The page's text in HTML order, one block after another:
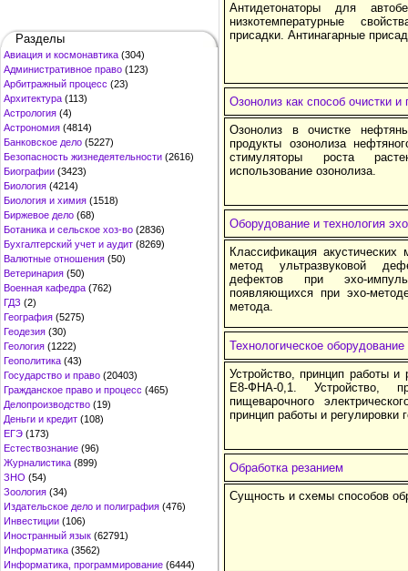
Разделы
Авиация и космонавтика (304)
Административное право (123)
Арбитражный процесс (23)
Архитектура (113)
Астрология (4)
Астрономия (4814)
Банковское дело (5227)
Безопасность жизнедеятельности (2616)
Биографии (3423)
Биология (4214)
Биология и химия (1518)
Биржевое дело (68)
Ботаника и сельское хоз-во (2836)
Бухгалтерский учет и аудит (8269)
Валютные отношения (50)
Ветеринария (50)
Военная кафедра (762)
ГДЗ (2)
География (5275)
Геодезия (30)
Геология (1222)
Геополитика (43)
Государство и право (20403)
Гражданское право и процесс (465)
Делопроизводство (19)
Деньги и кредит (108)
ЕГЭ (173)
Естествознание (96)
Журналистика (899)
ЗНО (54)
Зоология (34)
Издательское дело и полиграфия (476)
Инвестиции (106)
Иностранный язык (62791)
Информатика (3562)
Информатика, программирование (6444)
Антидетонаторы для
низкотемпературные
присадки. Антинагарные
Озонолиз как способ очистки
Озонолиз в очистке
продукты озонолиза
стимуляторы роста
использование озонолиза.
Оборудование и технология
Классификация
метод ультразвуковой
дефектов при эхо-
появляющихся при эхо-
метода.
Технологическое
Устройство, принцип работы
Е8-ФНА-0,1. Устройство,
пищеварочного
принцип работы и регулировки
Обработка резанием
Сущность и схемы способов